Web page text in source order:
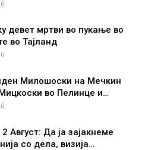
девет мртви во пукање во
во Тајланд
Милошоски на Мечкин
во Пелинце и…
Август: Да ја зајакнеме
со дела, визија…